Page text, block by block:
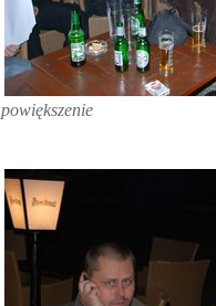
powiększenie